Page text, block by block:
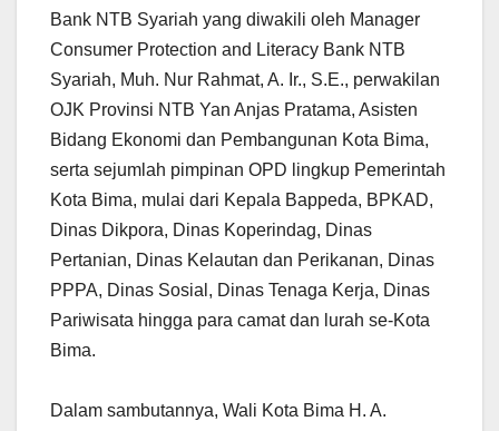
Bank NTB Syariah yang diwakili oleh Manager
Consumer Protection and Literacy Bank NTB
Syariah, Muh. Nur Rahmat, A. Ir., S.E., perwakilan
OJK Provinsi NTB Yan Anjas Pratama, Asisten
Bidang Ekonomi dan Pembangunan Kota Bima,
serta sejumlah pimpinan OPD lingkup Pemerintah
Kota Bima, mulai dari Kepala Bappeda, BPKAD,
Dinas Dikpora, Dinas Koperindag, Dinas
Pertanian, Dinas Kelautan dan Perikanan, Dinas
PPPA, Dinas Sosial, Dinas Tenaga Kerja, Dinas
Pariwisata hingga para camat dan lurah se-Kota
Bima.
Dalam sambutannya, Wali Kota Bima H. A.